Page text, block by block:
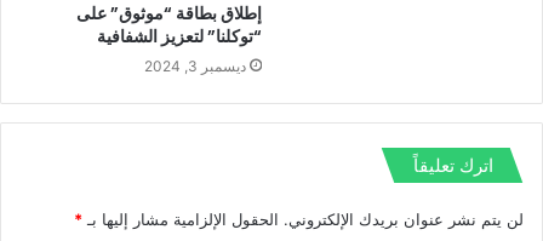
إطلاق بطاقة “موثوق” على
“توكلنا” لتعزيز الشفافية
ديسمبر 3, 2024
اترك تعليقاً
لن يتم نشر عنوان بريدك الإلكتروني. الحقول الإلزامية مشار إليها بـ *